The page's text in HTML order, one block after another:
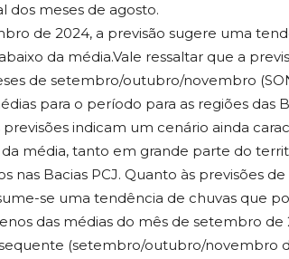
dos meses de agosto.
de 2024, a previsão sugere uma
da média.Vale ressaltar que a
de setembro/outubro/novembro
para o período para as regiões das
previsões indicam um cenário ainda
média, tanto em grande parte do
nas Bacias PCJ. Quanto às previsões
se uma tendência de chuvas que
das médias do mês de setembro de
(setembro/outubro/novembro